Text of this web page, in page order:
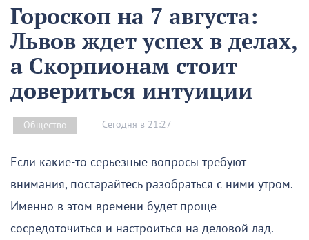
Гороскоп на 7 августа:
Львов ждет успех в делах,
а Скорпионам стоит
довериться интуиции
Общество Сегодня в 21:27
Если какие-то серьезные вопросы требуют
внимания, постарайтесь разобраться с ними утром.
Именно в этом времени будет проще
сосредоточиться и настроиться на деловой лад.